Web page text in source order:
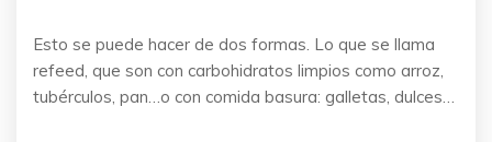
Esto se puede hacer de dos formas. Lo que se llama
refeed, que son con carbohidratos limpios como arroz,
tubérculos, pan…o con comida basura: galletas, dulces…